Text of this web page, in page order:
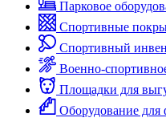
Парковое
Спортивные
Спортивный
Военно-
Площадки для
Оборудование для